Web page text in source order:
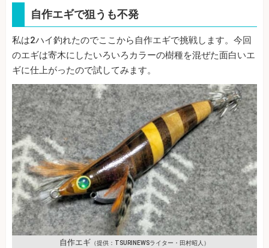
自作エギで狙うも不発
私は2ハイ釣れたのでここから自作エギで挑戦します。今回
のエギは寄木にしたいろいろカラーの樹種を混ぜた面白いエ
ギに仕上がったので試してみます。
自作エギ （提供：TSURINEWSライター・田村昭人）